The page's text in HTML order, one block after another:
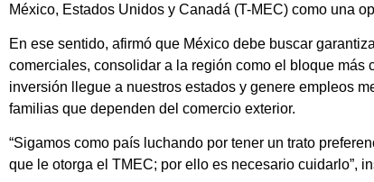
México, Estados Unidos y Canadá (T-MEC) como una
En ese sentido, afirmó que México debe buscar
comerciales, consolidar a la región como el bloque más
inversión llegue a nuestros estados y genere empleos
familias que dependen del comercio exterior.
“Sigamos como país luchando por tener un trato
que le otorga el TMEC; por ello es necesario cuidarlo”,